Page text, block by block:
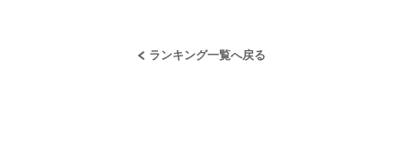
ランキング一覧へ戻る